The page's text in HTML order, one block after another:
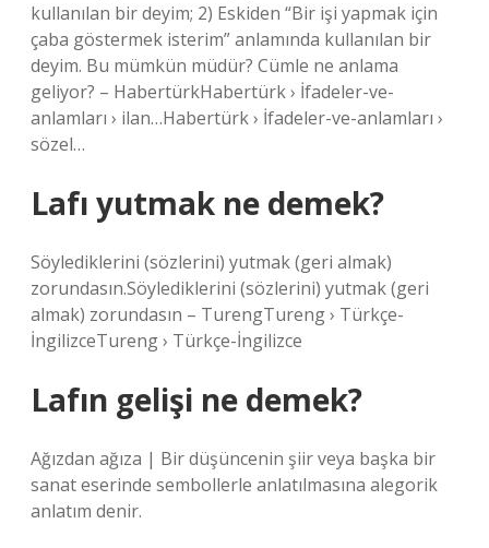
kullanılan bir deyim; 2) Eskiden “Bir işi yapmak için
çaba göstermek isterim” anlamında kullanılan bir
deyim. Bu mümkün müdür? Cümle ne anlama
geliyor? – HabertürkHabertürk › İfadeler-ve-
anlamları › ilan…Habertürk › İfadeler-ve-anlamları ›
sözel…
Lafı yutmak ne demek?
Söylediklerini (sözlerini) yutmak (geri almak)
zorundasın.Söylediklerini (sözlerini) yutmak (geri
almak) zorundasın – TurengTureng › Türkçe-
İngilizceTureng › Türkçe-İngilizce
Lafın gelişi ne demek?
Ağızdan ağıza | Bir düşüncenin şiir veya başka bir
sanat eserinde sembollerle anlatılmasına alegorik
anlatım denir.